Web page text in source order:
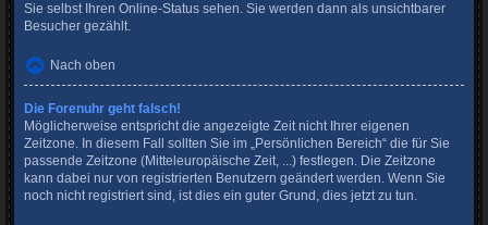
Sie selbst Ihren Online-Status sehen. Sie werden dann als unsichtbarer
Besucher gezählt.
Nach oben
Die Forenuhr geht falsch!
Möglicherweise entspricht die angezeigte Zeit nicht Ihrer eigenen
Zeitzone. In diesem Fall sollten Sie im „Persönlichen Bereich“ die für Sie
passende Zeitzone (Mitteleuropäische Zeit, ...) festlegen. Die Zeitzone
kann dabei nur von registrierten Benutzern geändert werden. Wenn Sie
noch nicht registriert sind, ist dies ein guter Grund, dies jetzt zu tun.